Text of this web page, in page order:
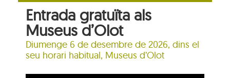
Entrada gratuïta als
Museus d’Olot
Diumenge 6 de desembre de 2026, dins el
seu horari habitual, Museus d’Olot